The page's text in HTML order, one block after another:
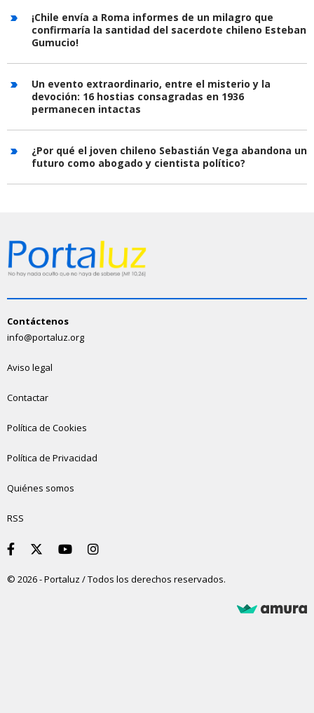
¡Chile envía a Roma informes de un milagro que
confirmaría la santidad del sacerdote chileno Esteban
Gumucio!
Un evento extraordinario, entre el misterio y la
devoción: 16 hostias consagradas en 1936
permanecen intactas
¿Por qué el joven chileno Sebastián Vega abandona un
futuro como abogado y cientista político?
Contáctenos
info@portaluz.org
Aviso legal
Contactar
Política de Cookies
Política de Privacidad
Quiénes somos
RSS
© 2026 - Portaluz / Todos los derechos reservados.